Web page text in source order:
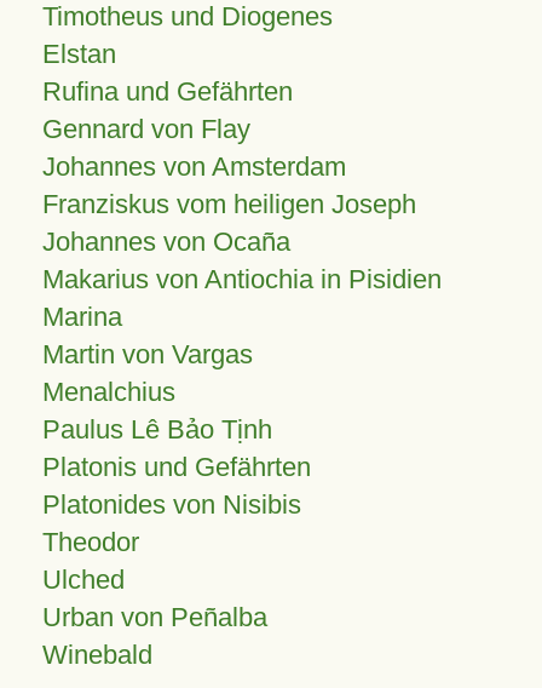
Timotheus und Diogenes
Elstan
Rufina und Gefährten
Gennard von Flay
Johannes von Amsterdam
Franziskus vom heiligen Joseph
Johannes von Ocaña
Makarius von Antiochia in Pisidien
Marina
Martin von Vargas
Menalchius
Paulus Lê Bảo Tịnh
Platonis und Gefährten
Platonides von Nisibis
Theodor
Ulched
Urban von Peñalba
Winebald